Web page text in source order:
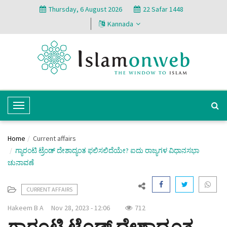
Thursday, 6 August 2026
22 Safar 1448
Kannada
T
o
g
l
e
a
v
Home
Current affairs
ಗ್ಯಾರಂಟಿ ಟ್ರೆಂಡ್ ದೇಶಾದ್ಯಂತ ಫಲಿಸಲಿದೆಯೇ? ಐದು ರಾಜ್ಯಗಳ ವಿಧಾನಸಭಾ
ಚುನಾವಣೆ
CURRENT AFFAIRS
Hakeem B A Nov 28, 2023 - 12:06 712